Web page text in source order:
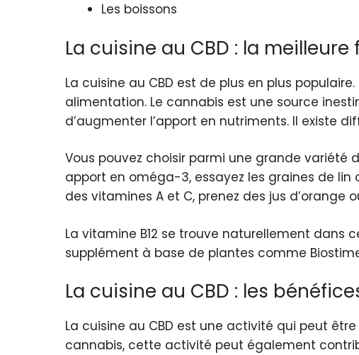
Les boissons
La cuisine au CBD : la
La cuisine au CBD est de plus en plus
alimentation. Le cannabis est une source
d’augmenter l’apport en nutriments. Il existe
Vous pouvez choisir parmi une grande variété
apport en oméga-3, essayez les graines de lin
des vitamines A et C, prenez des jus
La vitamine B12 se trouve naturellement
supplément à base de plantes comme
La cuisine au CBD : les
La cuisine au CBD est une activité qui peut
cannabis, cette activité peut également